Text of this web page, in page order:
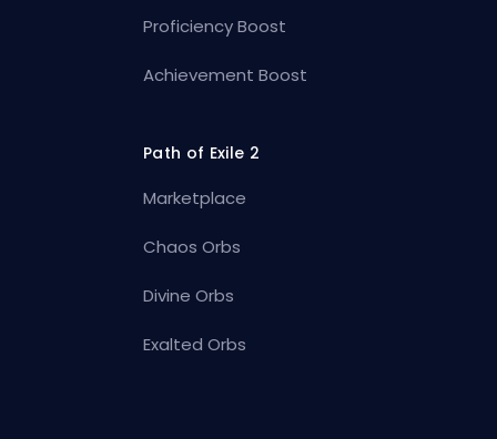
Proficiency Boost
Achievement Boost
Path of Exile 2
Marketplace
Chaos Orbs
Divine Orbs
Exalted Orbs